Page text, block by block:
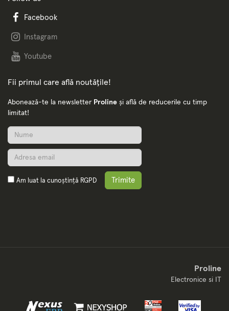
Facebook
Instagram
Youtube
Fii primul care află noutățile!
Abonează-te la newsletter Proline și află de reducerile cu timp
limitat!
Am luat la cunoștință RGPD Trimite
Proline
Electronice si IT